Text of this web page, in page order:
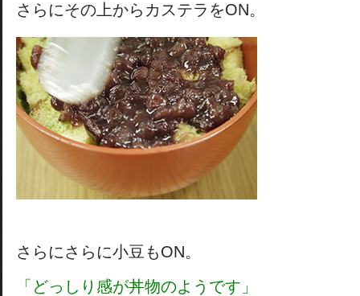
さらにその上からカステラをON。
さらにさらに小豆もON。
「どっしり感が丼物のようです」